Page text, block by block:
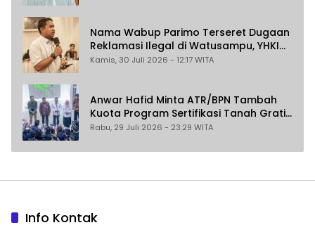
Nama Wabup Parimo Terseret Dugaan
Reklamasi Ilegal di Watusampu, YHKI
Desak Polda Sulteng Tingkatkan
Kamis, 30 Juli 2026 - 12:17 WITA
Anwar Hafid Minta ATR/BPN Tambah
Kuota Program Sertifikasi Tanah Gratis
untuk Masyarakat Berpenghasilan
Rabu, 29 Juli 2026 - 23:29 WITA
Info Kontak